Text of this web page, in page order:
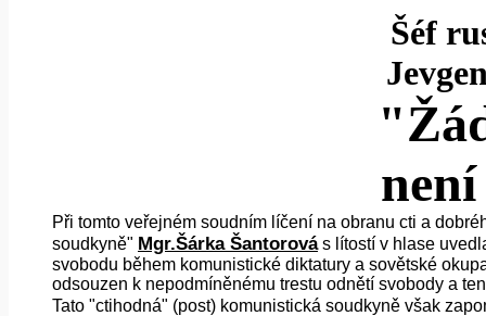
Šéf
Při tomto veřejném soudním líčení na obranu cti a
soudkyně" Mgr.Šárka Šantorovás lítostí v hlase
svobodu během komunistické diktatury a sovětské
odsouzen k nepodmíněnému trestu odnětí svobody a
Tato "ctihodná" (post) komunistická soudkyně však